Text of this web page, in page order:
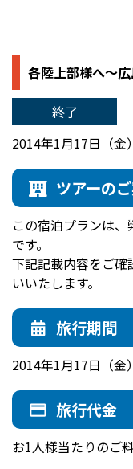
各陸上部様へ～
終了
2014年1月17日（
ツアーの
この宿泊プランは
です。
下記記載内容をご
いいたします。
旅行期間
2014年1月17日（
旅行代金
お1人様当たりのご